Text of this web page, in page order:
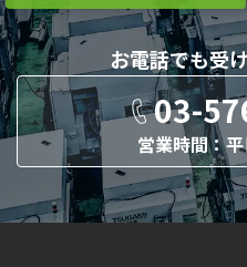
お電話でも受
03-
営業時間：